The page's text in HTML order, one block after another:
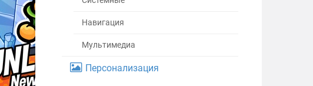
Навигация
Мультимедиа
Персонализация